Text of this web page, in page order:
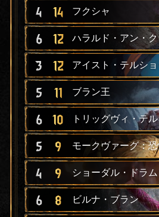
4 14 フクシャ
6 12 ハラルド・アン・
3 12 アイスト・テルショ
5 11 ブラン王
6 10 トリッグヴィ・テ
5 9 モークヴァーグ：
4 9 ショーダル・ドラ
6 8 ビルナ・ブラン